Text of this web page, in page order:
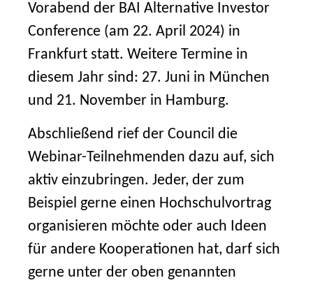
Vorabend der BAI Alternative Investor
Conference (am 22. April 2024) in
Frankfurt statt. Weitere Termine in
diesem Jahr sind: 27. Juni in München
und 21. November in Hamburg.
Abschließend rief der Council die
Webinar-Teilnehmenden dazu auf, sich
aktiv einzubringen. Jeder, der zum
Beispiel gerne einen Hochschulvortrag
organisieren möchte oder auch Ideen
für andere Kooperationen hat, darf sich
gerne unter der oben genannten